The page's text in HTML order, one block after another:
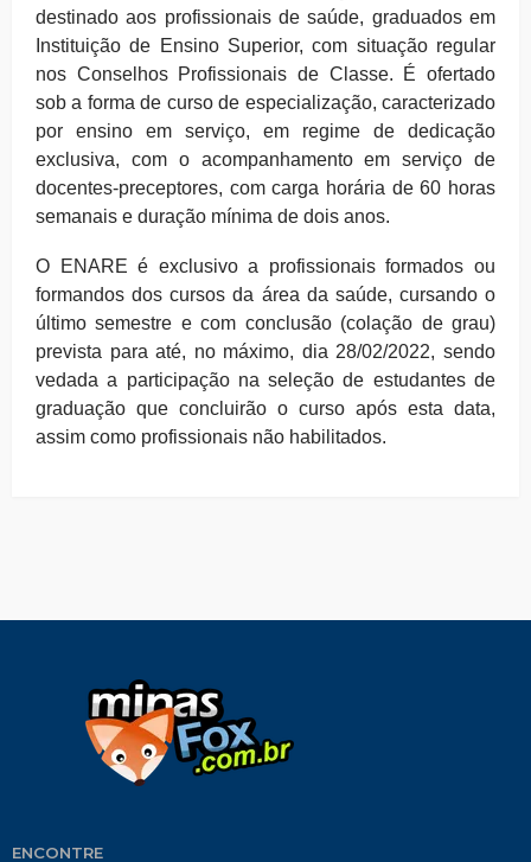
destinado aos profissionais de saúde, graduados em
Instituição de Ensino Superior, com situação regular
nos Conselhos Profissionais de Classe. É ofertado
sob a forma de curso de especialização, caracterizado
por ensino em serviço, em regime de dedicação
exclusiva, com o acompanhamento em serviço de
docentes-preceptores, com carga horária de 60 horas
semanais e duração mínima de dois anos.
O ENARE é exclusivo a profissionais formados ou
formandos dos cursos da área da saúde, cursando o
último semestre e com conclusão (colação de grau)
prevista para até, no máximo, dia 28/02/2022, sendo
vedada a participação na seleção de estudantes de
graduação que concluirão o curso após esta data,
assim como profissionais não habilitados.
ENCONTRE